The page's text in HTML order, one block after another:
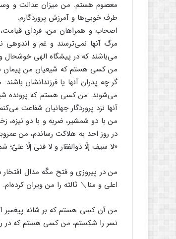
معصوم هستم. من میزان عدالت و
طرف خوبی‌ها و آمرزش پروردگارم.
اصحاب و همراهان من، فردای قیامت،
مرگ آنها نمی‌ترسند و غم و اندوهی
می‌باشند که در پیشگاه الهی خوشحال
من کسی هستم که شیعیان من پیمان
گر چه پدران آنها یا فرزندانشان
می‌شوند. من کسی هستم که پرونده
آنها نزد پروردگار جهانیان شفاعت
من با دو شمشیر، ضربه و با دو نیزه،
در روز احد به هلاکت رساندم، من
«لا سیف إلّا ذوالفقار و لا فتی إلّا
من در پیروزی و فتح مکّه مدال
اعلی و منا＼ ثالثه را من ویران کرده‌ام.
من آن کسی هستم که بر شانه
نسر را شکستم، من کسی هستم که در